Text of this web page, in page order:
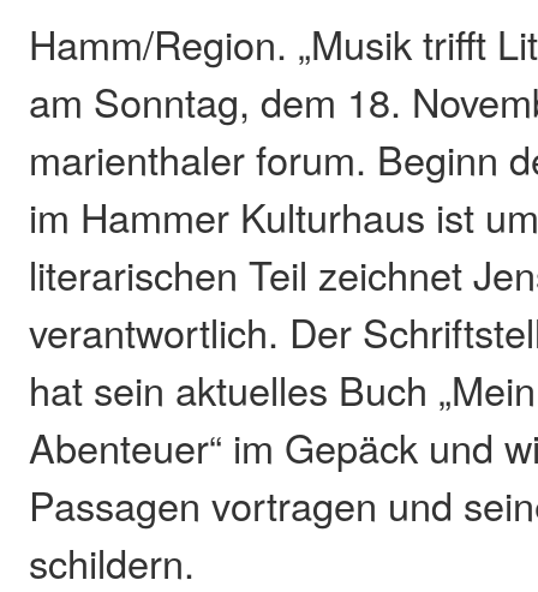
Hamm/Region. „Musik trifft
am Sonntag, dem 18.
marienthaler forum. Beginn
im Hammer Kulturhaus ist
literarischen Teil zeichnet
verantwortlich. Der
hat sein aktuelles Buch
Abenteuer“ im Gepäck und
Passagen vortragen und
schildern.